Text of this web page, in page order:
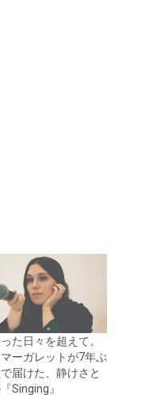
た日々を超えて。
ーガレットが7年ぶ
届けた、静けさと
Singing』